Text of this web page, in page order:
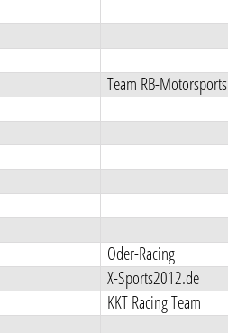
Team RB-Motorsports
Oder-Racing
X-Sports2012.de
KKT Racing Team